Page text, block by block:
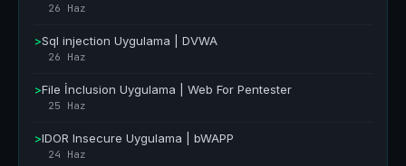
26 Haz
>Sql injection Uygulama | DVWA
26 Haz
>File İnclusion Uygulama | Web For Pentester
25 Haz
>IDOR Insecure Uygulama | bWAPP
24 Haz